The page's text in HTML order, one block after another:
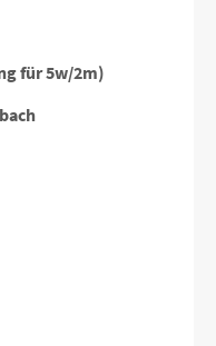
für 5w/2m)